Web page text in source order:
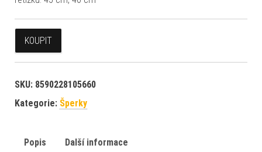
KOUPIT
SKU: 8590228105660
Kategorie: Šperky
Popis Další informace